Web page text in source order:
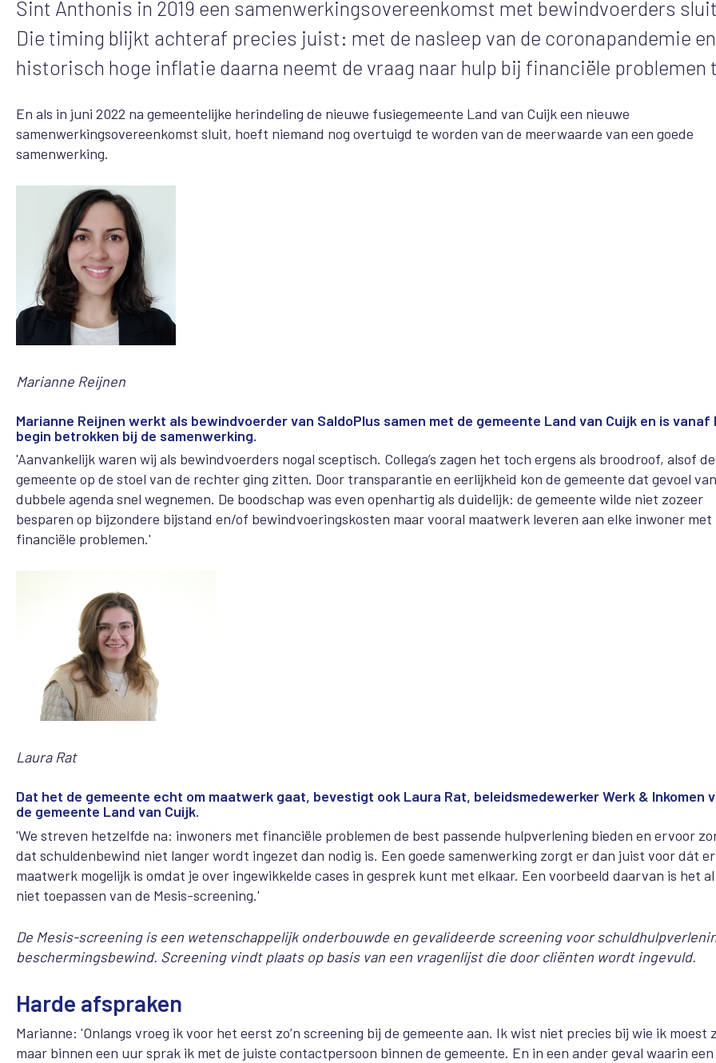
Sint Anthonis in 2019 een samenwerkingsovereenkomst met bewindvoerders
Die timing blijkt achteraf precies juist: met de nasleep van de coronapandemie en
historisch hoge inflatie daarna neemt de vraag naar hulp bij financiële problemen
En als in juni 2022 na gemeentelijke herindeling de nieuwe fusiegemeente Land van Cuijk een nieuwe
samenwerkingsovereenkomst sluit, hoeft niemand nog overtuigd te worden van de meerwaarde van een goede
samenwerking.
Marianne Reijnen
Marianne Reijnen werkt als bewindvoerder van SaldoPlus samen met de gemeente Land van Cuijk en is vanaf
begin betrokken bij de samenwerking.
'Aanvankelijk waren wij als bewindvoerders nogal sceptisch. Collega’s zagen het toch ergens als broodroof, alsof de
gemeente op de stoel van de rechter ging zitten. Door transparantie en eerlijkheid kon de gemeente dat gevoel
dubbele agenda snel wegnemen. De boodschap was even openhartig als duidelijk: de gemeente wilde niet zozeer
besparen op bijzondere bijstand en/of bewindvoeringskosten maar vooral maatwerk leveren aan elke inwoner met
financiële problemen.'
Laura Rat
Dat het de gemeente echt om maatwerk gaat, bevestigt ook Laura Rat, beleidsmedewerker Werk & Inkomen
de gemeente Land van Cuijk.
'We streven hetzelfde na: inwoners met financiële problemen de best passende hulpverlening bieden en ervoor
dat schuldenbewind niet langer wordt ingezet dan nodig is. Een goede samenwerking zorgt er dan juist voor dát er
maatwerk mogelijk is omdat je over ingewikkelde cases in gesprek kunt met elkaar. Een voorbeeld daarvan is het
niet toepassen van de Mesis-screening.'
De Mesis-screening is een wetenschappelijk onderbouwde en gevalideerde screening voor
beschermingsbewind. Screening vindt plaats op basis van een vragenlijst die door cliënten wordt ingevuld.
Harde afspraken
Marianne: 'Onlangs vroeg ik voor het eerst zo’n screening bij de gemeente aan. Ik wist niet precies bij wie ik moest
maar binnen een uur sprak ik met de juiste contactpersoon binnen de gemeente. En in een ander geval waarin een